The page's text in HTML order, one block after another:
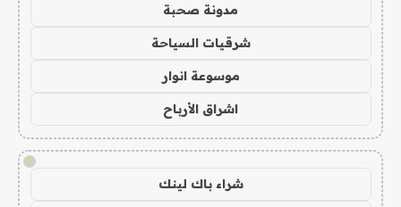
مدونة صحبة
شرقيات السياحة
موسوعة انوار
اشراق الأرباح
!
شراء باك لينك